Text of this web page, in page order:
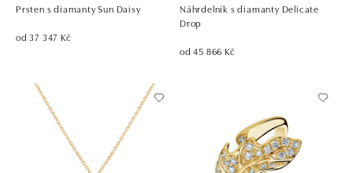
Prsten s diamanty Sun Daisy
od 37 347 Kč
Náhrdelník s diamanty Delicate
Drop
od 45 866 Kč